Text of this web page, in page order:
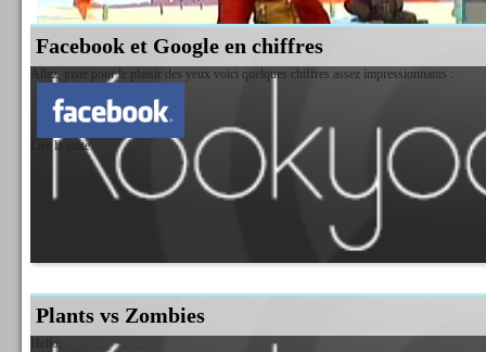
Je sais pas si tout le monde connait ce monsieur, mais pour les plus vieux d'entre nous
du catch, ex mannager, ex star de la WWF, mais surtout ex...
Lire la suite
Facebook et Google en chiffres
Allez, juste pour le plaisir des yeux voici quelques chiffres assez impressionnants :
Lire la suite
Plants vs Zombies
Hello,